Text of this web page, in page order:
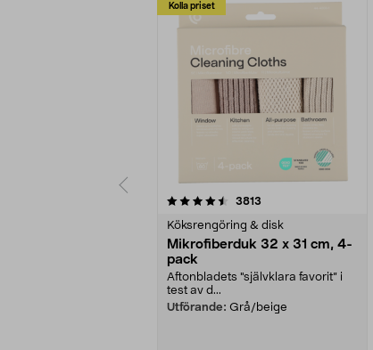
Kolla priset
3813
Köksrengöring & disk
Mikrofiberduk 32 x 31 cm, 4-
pack
Aftonbladets "självklara favorit” i
test av d...
Utförande: Grå/beige
4.0av 5 stjärnor